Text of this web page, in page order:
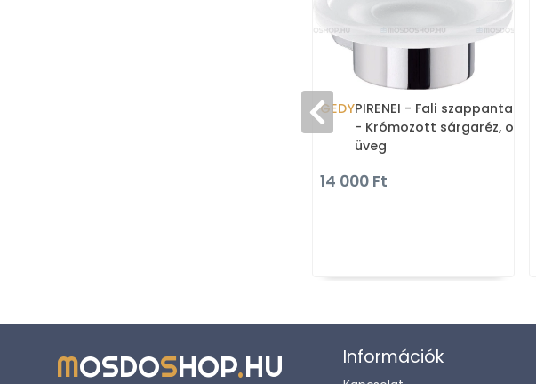
GEDYPIRENEI - Fali szappantartó
- Krómozott sárgaréz, opál
üveg
14 000 Ft
MOSDOSHOP.HU Információk